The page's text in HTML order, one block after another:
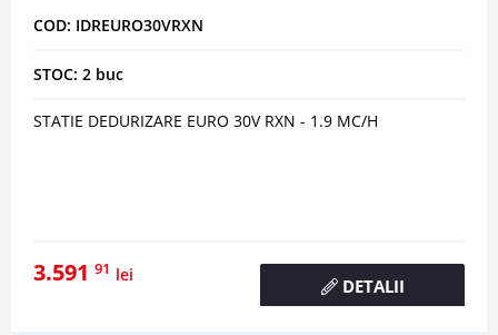
COD: IDREURO30VRXN
STOC: 2 buc
STATIE DEDURIZARE EURO 30V RXN - 1.9 MC/H
3.591 91 lei
DETALII